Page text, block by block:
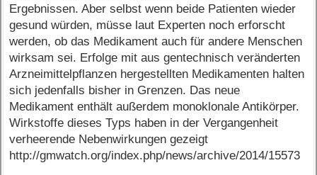
Ergebnissen. Aber selbst wenn beide Patienten wieder
gesund würden, müsse laut Experten noch erforscht
werden, ob das Medikament auch für andere Menschen
wirksam sei. Erfolge mit aus gentechnisch veränderten
Arzneimittelpflanzen hergestellten Medikamenten halten
sich jedenfalls bisher in Grenzen. Das neue
Medikament enthält außerdem monoklonale Antikörper.
Wirkstoffe dieses Typs haben in der Vergangenheit
verheerende Nebenwirkungen gezeigt
http://gmwatch.org/index.php/news/archive/2014/15573